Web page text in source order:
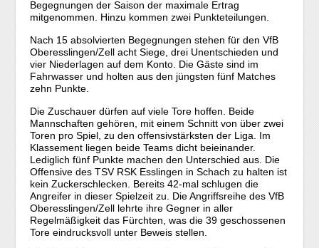
Begegnungen der Saison der maximale Ertrag
mitgenommen. Hinzu kommen zwei Punkteteilungen.
Nach 15 absolvierten Begegnungen stehen für den VfB
Oberesslingen/Zell acht Siege, drei Unentschieden und
vier Niederlagen auf dem Konto. Die Gäste sind im
Fahrwasser und holten aus den jüngsten fünf Matches
zehn Punkte.
Die Zuschauer dürfen auf viele Tore hoffen. Beide
Mannschaften gehören, mit einem Schnitt von über zwei
Toren pro Spiel, zu den offensivstärksten der Liga. Im
Klassement liegen beide Teams dicht beieinander.
Lediglich fünf Punkte machen den Unterschied aus. Die
Offensive des TSV RSK Esslingen in Schach zu halten ist
kein Zuckerschlecken. Bereits 42-mal schlugen die
Angreifer in dieser Spielzeit zu. Die Angriffsreihe des VfB
Oberesslingen/Zell lehrte ihre Gegner in aller
Regelmäßigkeit das Fürchten, was die 39 geschossenen
Tore eindrucksvoll unter Beweis stellen.